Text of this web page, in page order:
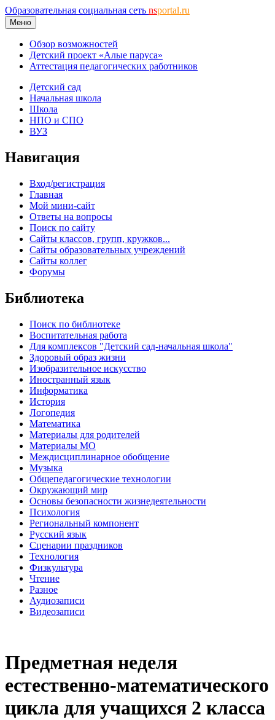
Образовательная социальная сеть nsportal.ru
Меню
Обзор возможностей
Детский проект «Алые паруса»
Аттестация педагогических работников
Детский сад
Начальная школа
Школа
НПО и СПО
ВУЗ
Навигация
Вход/регистрация
Главная
Мой мини-сайт
Ответы на вопросы
Поиск по сайту
Сайты классов, групп, кружков...
Сайты образовательных учреждений
Сайты коллег
Форумы
Библиотека
Поиск по библиотеке
Воспитательная работа
Для комплексов "Детский сад-начальная школа"
Здоровый образ жизни
Изобразительное искусство
Иностранный язык
Информатика
История
Логопедия
Математика
Материалы для родителей
Материалы МО
Междисциплинарное обобщение
Музыка
Общепедагогические технологии
Окружающий мир
Основы безопасности жизнедеятельности
Психология
Региональный компонент
Русский язык
Сценарии праздников
Технология
Физкультура
Чтение
Разное
Аудиозаписи
Видеозаписи
Предметная неделя
естественно-математического
цикла для учащихся 2 класса